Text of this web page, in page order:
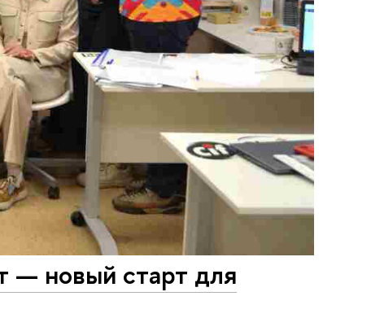
— новый старт для